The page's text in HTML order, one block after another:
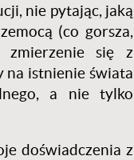
nie pytając, jaką
(co gorsza,
zmierzenie się z
istnienie świata
a nie tylko
doświadczenia z